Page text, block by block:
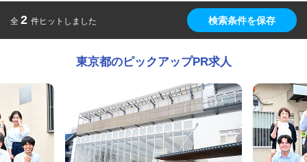
全 2 件ヒットしました 検索条件を保存
東京都のピックアップPR求人